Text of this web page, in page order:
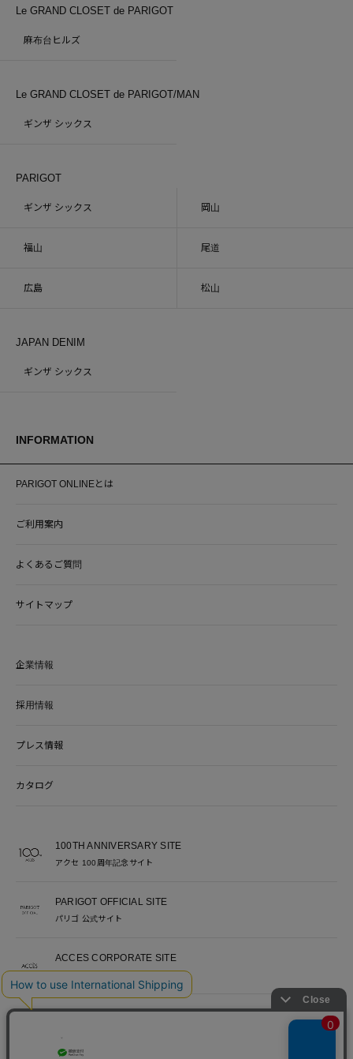
Le GRAND CLOSET de PARIGOT
麻布台ヒルズ
Le GRAND CLOSET de PARIGOT/MAN
ギンザ シックス
PARIGOT
ギンザ シックス 岡山
福山 尾道
広島 松山
JAPAN DENIM
ギンザ シックス
INFORMATION
PARIGOT ONLINEとは
ご利用案内
よくあるご質問
サイトマップ
企業情報
採用情報
プレス情報
カタログ
100TH ANNIVERSARY SITE
アクセ 100周年記念サイト
PARIGOT OFFICIAL SITE
パリゴ 公式サイト
ACCES CORPORATE SITE
ACCES RECRUITE SITE